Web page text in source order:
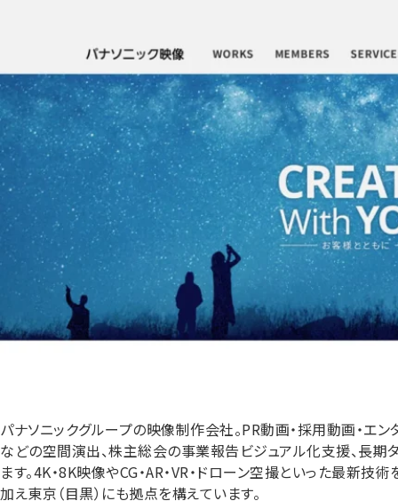
パナソニックグループの映像制作会社。PR動画・採用動画・エ
などの空間演出、株主総会の事業報告ビジュアル化支援、長
ます。4K・8K映像やCG・AR・VR・ドローン空撮といった最新
加え東京（目黒）にも拠点を構えています。